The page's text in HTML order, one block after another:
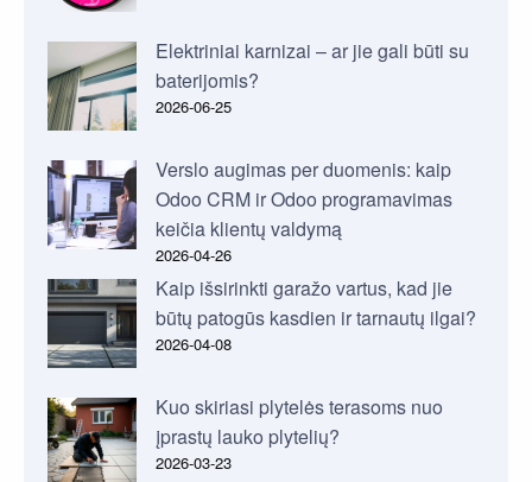
Elektriniai karnizai – ar jie gali būti su
baterijomis?
2026-06-25
Verslo augimas per duomenis: kaip
Odoo CRM ir Odoo programavimas
keičia klientų valdymą
2026-04-26
Kaip išsirinkti garažo vartus, kad jie
būtų patogūs kasdien ir tarnautų ilgai?
2026-04-08
Kuo skiriasi plytelės terasoms nuo
įprastų lauko plytelių?
2026-03-23